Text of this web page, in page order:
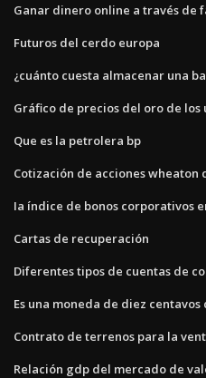
Ganar dinero online a través de
Futuros del cerdo europa
¿cuánto cuesta almacenar una
Gráfico de precios del oro de los
Que es la petrolera bp
Cotización de acciones wheaton
Ia índice de bonos corporativos
Cartas de recuperación
Diferentes tipos de cuentas de
Es una moneda de diez centavos
Contrato de terrenos para la
Relación gdp del mercado de